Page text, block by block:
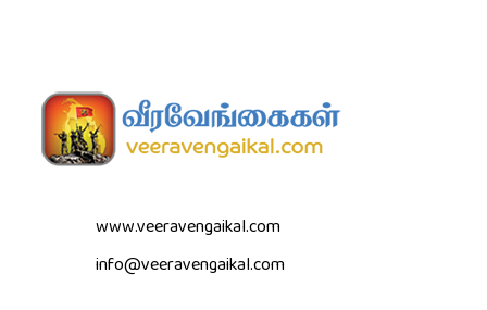
www.veeravengaikal.com
info@veeravengaikal.com